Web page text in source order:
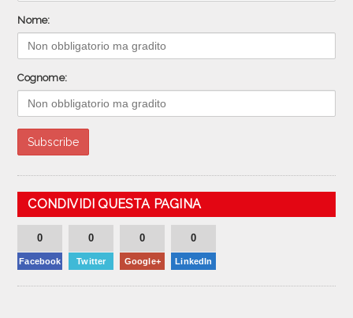
Nome:
Cognome:
CONDIVIDI QUESTA PAGINA
0
Facebook
0
Twitter
0
Google+
0
LinkedIn